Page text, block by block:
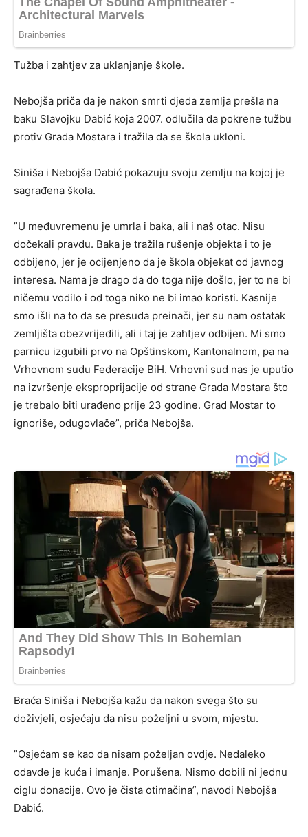
Tužba i zahtjev za uklanjanje škole.
Nebojša priča da je nakon smrti djeda zemlja prešla na
baku Slavojku Dabić koja 2007. odlučila da pokrene tužbu
protiv Grada Mostara i tražila da se škola ukloni.
Siniša i Nebojša Dabić pokazuju svoju zemlju na kojoj je
sagrađena škola.
”U međuvremenu je umrla i baka, ali i naš otac. Nisu
dočekali pravdu. Baka je tražila rušenje objekta i to je
odbijeno, jer je ocijenjeno da je škola objekat od javnog
interesa. Nama je drago da do toga nije došlo, jer to ne bi
ničemu vodilo i od toga niko ne bi imao koristi. Kasnije
smo išli na to da se presuda preinači, jer su nam ostatak
zemljišta obezvrijedili, ali i taj je zahtjev odbijen. Mi smo
parnicu izgubili prvo na Opštinskom, Kantonalnom, pa na
Vrhovnom sudu Federacije BiH. Vrhovni sud nas je uputio
na izvršenje eksproprijacije od strane Grada Mostara što
je trebalo biti urađeno prije 23 godine. Grad Mostar to
ignoriše, odugovlače”, priča Nebojša.
Braća Siniša i Nebojša kažu da nakon svega što su
doživjeli, osjećaju da nisu poželjni u svom, mjestu.
”Osjećam se kao da nisam poželjan ovdje. Nedaleko
odavde je kuća i imanje. Porušena. Nismo dobili ni jednu
ciglu donacije. Ovo je čista otimačina”, navodi Nebojša
Dabić.